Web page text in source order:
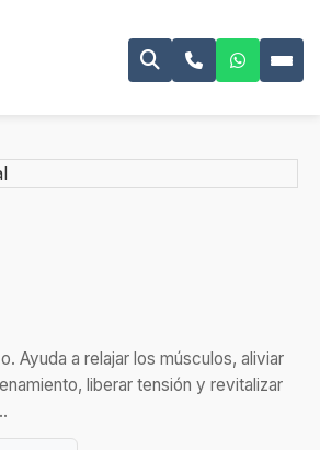
Ayuda a relajar los músculos, aliviar
liberar tensión y revitalizar